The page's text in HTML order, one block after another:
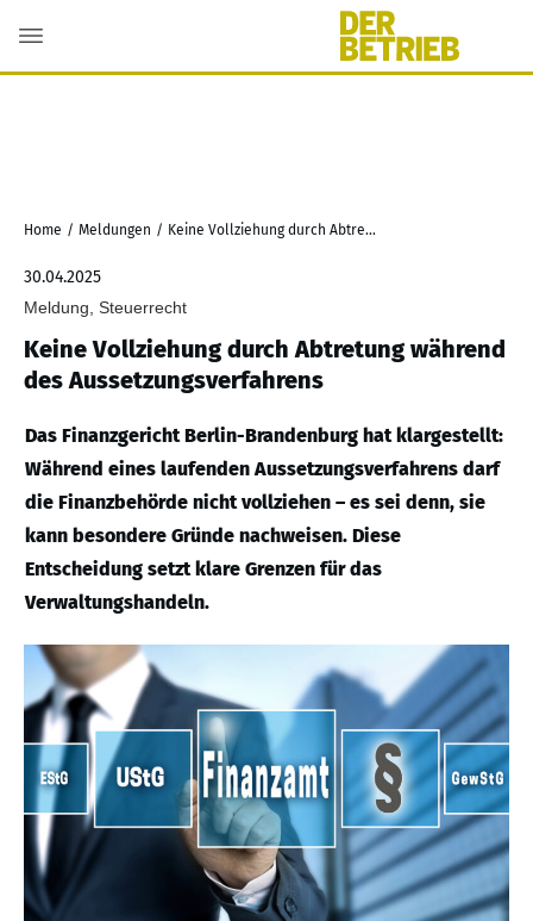
Home / Meldungen / Keine Vollziehung durch Abtretung während des Aussetzungsverfahrens
30.04.2025
Meldung, Steuerrecht
Keine Vollziehung durch Abtretung während
des Aussetzungsverfahrens
Das Finanzgericht Berlin-Brandenburg hat klargestellt:
Während eines laufenden Aussetzungsverfahrens darf
die Finanzbehörde nicht vollziehen – es sei denn, sie
kann besondere Gründe nachweisen. Diese
Entscheidung setzt klare Grenzen für das
Verwaltungshandeln.